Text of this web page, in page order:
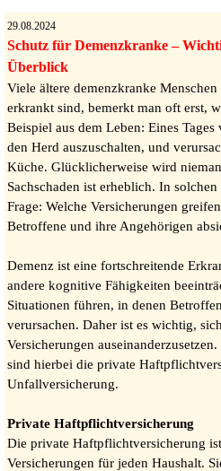
29.08.2024
Schutz für Demenzkranke –
Überblick
Viele ältere demenzkranke
erkrankt sind, bemerkt man oft erst,
Beispiel aus dem Leben: Eines
den Herd auszuschalten, und
Küche. Glücklicherweise wird
Sachschaden ist erheblich. In
Frage: Welche Versicherungen
Betroffene und ihre Angehörigen
Demenz ist eine fortschreitende
andere kognitive Fähigkeiten
Situationen führen, in denen
verursachen. Daher ist es wichtig,
Versicherungen
sind hierbei die private
Unfallversicherung.
Private Haftpflichtversicherung
Die private Haftpflichtversicherung
Versicherungen für jeden Haushalt.